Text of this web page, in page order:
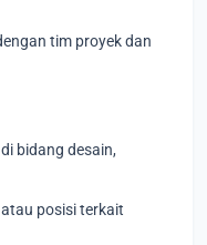
tim proyek dan
bidang desain,
posisi terkait